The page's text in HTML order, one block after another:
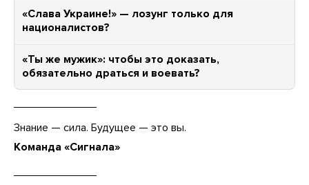
«Слава Украине!» — лозунг только для
националистов?
«Ты же мужик»: чтобы это доказать,
обязательно драться и воевать?
Знание — сила. Будущее — это вы.
Команда «Сигнала»